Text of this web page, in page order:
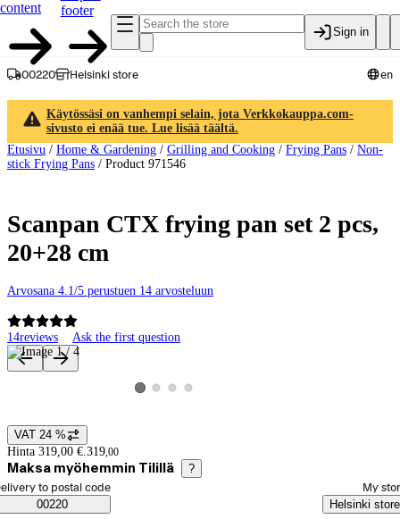
content
footer
Sign in
00220 Helsinki store en
Käytössäsi on vanhempi selain, jota Verkkokauppa.com-
sivusto ei enää tue. Lue lisää täältä.
Etusivu / Home & Gardening / Grilling and Cooking / Frying Pans / Non-
stick Frying Pans / Product 971546
Scanpan CTX frying pan set 2 pcs,
20+28 cm
Arvosana 4.1/5 perustuen 14 arvosteluun
14reviews Ask the first question
Product images and videos
View product image 1
View product image 2
View product image 3
View product image 4
Price details
VAT 24 %
Hinta 319,00 €. 319,00
Maksa myöhemmin Tilillä ?
Saatavuustiedot
order method
to postal code
00220
My
Helsinki store